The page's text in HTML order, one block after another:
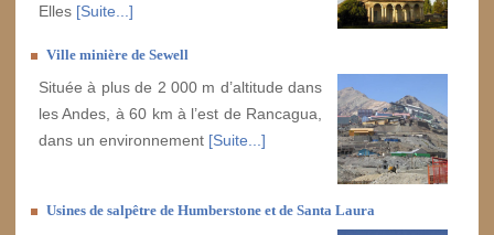
Elles [Suite...]
Ville minière de Sewell
Située à plus de 2 000 m d’altitude dans
les Andes, à 60 km à l’est de Rancagua,
dans un environnement [Suite...]
Usines de salpêtre de Humberstone et de Santa Laura